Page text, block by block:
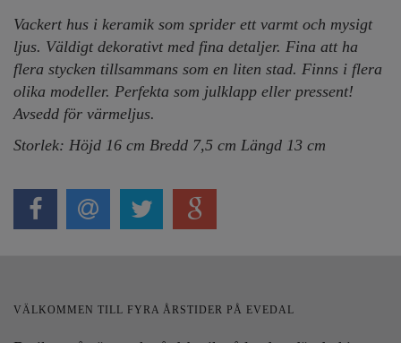
Vackert hus i keramik som sprider ett varmt och mysigt
ljus. Väldigt dekorativt med fina detaljer. Fina att ha
flera stycken tillsammans som en liten stad. Finns i flera
olika modeller. Perfekta som julklapp eller pressent!
Avsedd för värmeljus.
Storlek: Höjd 16 cm Bredd 7,5 cm Längd 13 cm
VÄLKOMMEN TILL FYRA ÅRSTIDER PÅ EVEDAL